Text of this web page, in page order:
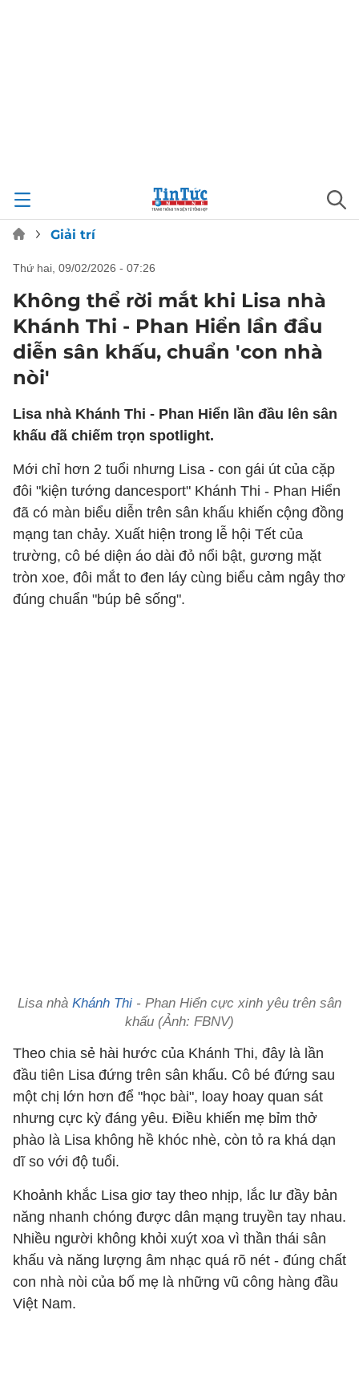
Giải trí
thứ hai, 09/02/2026 - 07:26
Không thể rời mắt khi Lisa nhà
Khánh Thi - Phan Hiển lần đầu
diễn sân khấu, chuẩn 'con nhà
nòi'
Lisa nhà Khánh Thi - Phan Hiển lần đầu lên sân
khấu đã chiếm trọn spotlight.
Mới chỉ hơn 2 tuổi nhưng Lisa - con gái út của cặp
đôi "kiện tướng dancesport" Khánh Thi - Phan Hiển
đã có màn biểu diễn trên sân khấu khiến cộng đồng
mạng tan chảy. Xuất hiện trong lễ hội Tết của
trường, cô bé diện áo dài đỏ nổi bật, gương mặt
tròn xoe, đôi mắt to đen láy cùng biểu cảm ngây thơ
đúng chuẩn "búp bê sống".
Lisa nhà Khánh Thi - Phan Hiển cực xinh yêu trên sân
khấu (Ảnh: FBNV)
Theo chia sẻ hài hước của Khánh Thi, đây là lần
đầu tiên Lisa đứng trên sân khấu. Cô bé đứng sau
một chị lớn hơn để "học bài", loay hoay quan sát
nhưng cực kỳ đáng yêu. Điều khiến mẹ bỉm thở
phào là Lisa không hề khóc nhè, còn tỏ ra khá dạn
dĩ so với độ tuổi.
Khoảnh khắc Lisa giơ tay theo nhịp, lắc lư đầy bản
năng nhanh chóng được dân mạng truyền tay nhau.
Nhiều người không khỏi xuýt xoa vì thần thái sân
khấu và năng lượng âm nhạc quá rõ nét - đúng chất
con nhà nòi của bố mẹ là những vũ công hàng đầu
Việt Nam.